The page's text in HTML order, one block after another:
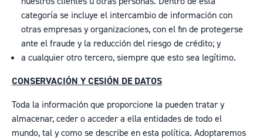
categoría se incluye el intercambio de información con
otras empresas y organizaciones, con el fin de protegerse
ante el fraude y la reducción del riesgo de crédito; y
a cualquier otro tercero, siempre que esto sea legítimo.
CONSERVACIÓN Y CESIÓN DE DATOS
Toda la información que proporcione la pueden tratar y
almacenar, ceder o acceder a ella entidades de todo el
mundo, tal y como se describe en esta política. Adoptaremos